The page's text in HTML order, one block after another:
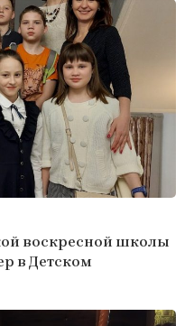
воскресной школы
в Детском